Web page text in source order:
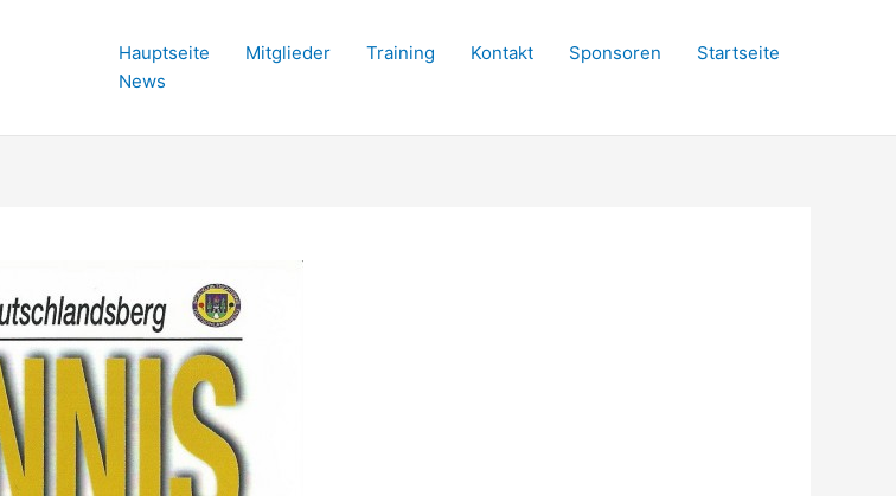
Hauptseite Mitglieder Training Kontakt Sponsoren
Startseite
News